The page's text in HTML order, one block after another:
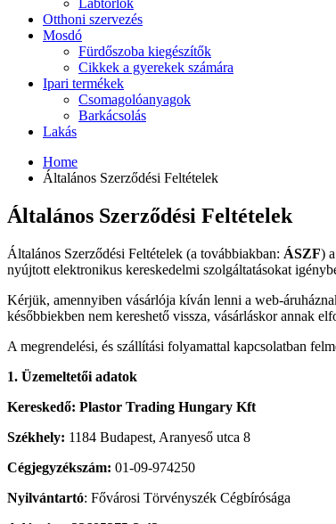
Lábtörlők
Otthoni szervezés
Mosdó
Fürdőszoba kiegészítők
Cikkek a gyerekek számára
Ipari termékek
Csomagolóanyagok
Barkácsolás
Lakás
Home
Általános Szerződési Feltételek
Általános Szerződési Feltételek
Általános Szerződési Feltételek (a továbbiakban: ÁSZF) a
nyújtott elektronikus kereskedelmi szolgáltatásokat
Kérjük, amennyiben vásárlója kíván lenni a web-
későbbiekben nem kereshető vissza, vásárláskor annak
A megrendelési, és szállítási folyamattal kapcsolatban
1. Üzemeltetői adatok
Kereskedő: Plastor Trading Hungary Kft
Székhely: 1184 Budapest, Aranyeső utca 8
Cégjegyzékszám: 01-09-974250
Nyilvántartó: Fővárosi Törvényszék Cégbírósága